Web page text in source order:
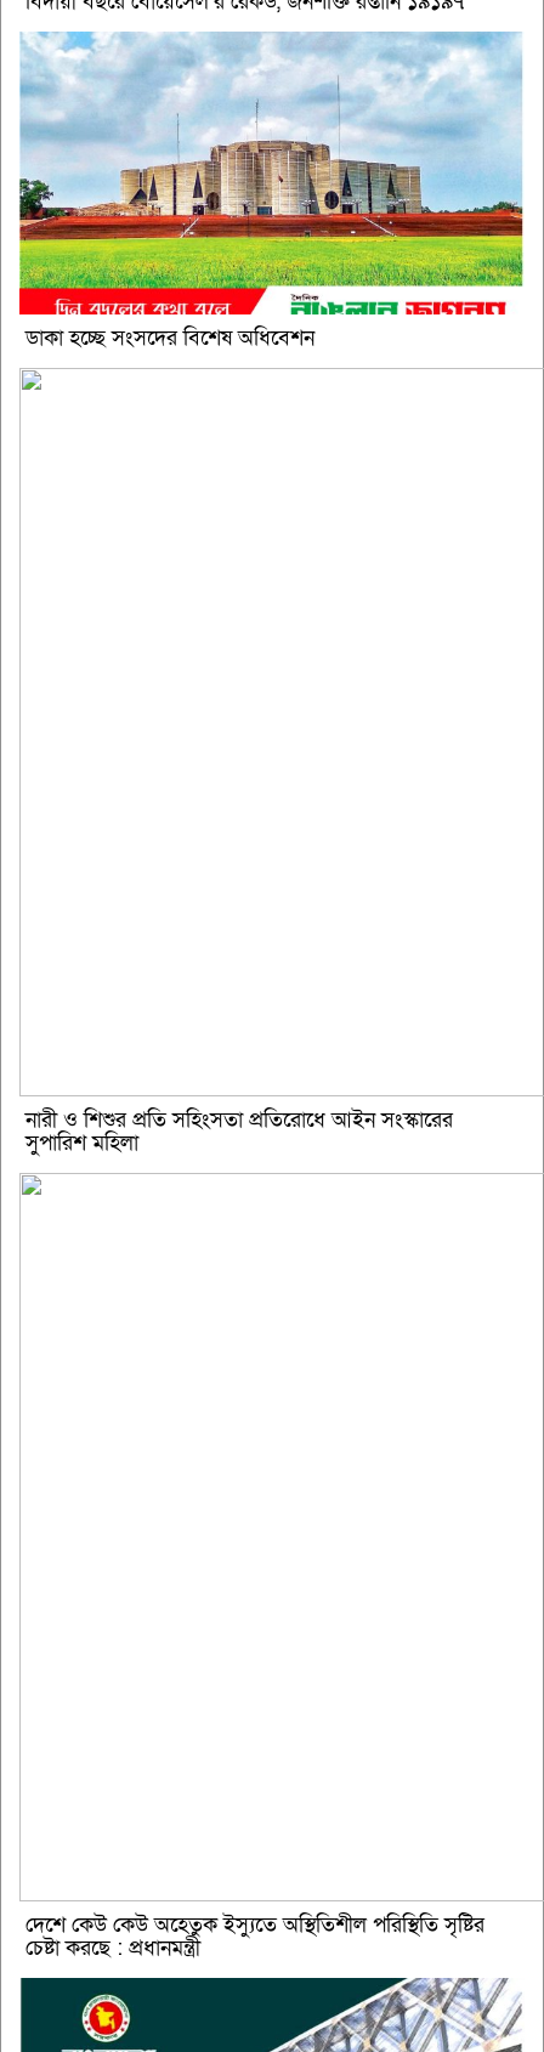
ডাকা হচ্ছে সংসদের বিশেষ অধিবেশন
নারী ও শিশুর প্রতি সহিংসতা প্রতিরোধে আইন সংস্কারের
সুপারিশ মহিলা
দেশে কেউ কেউ অহেতুক ইস্যুতে অস্থিতিশীল পরিস্থিতি সৃষ্টির
চেষ্টা করছে : প্রধানমন্ত্রী